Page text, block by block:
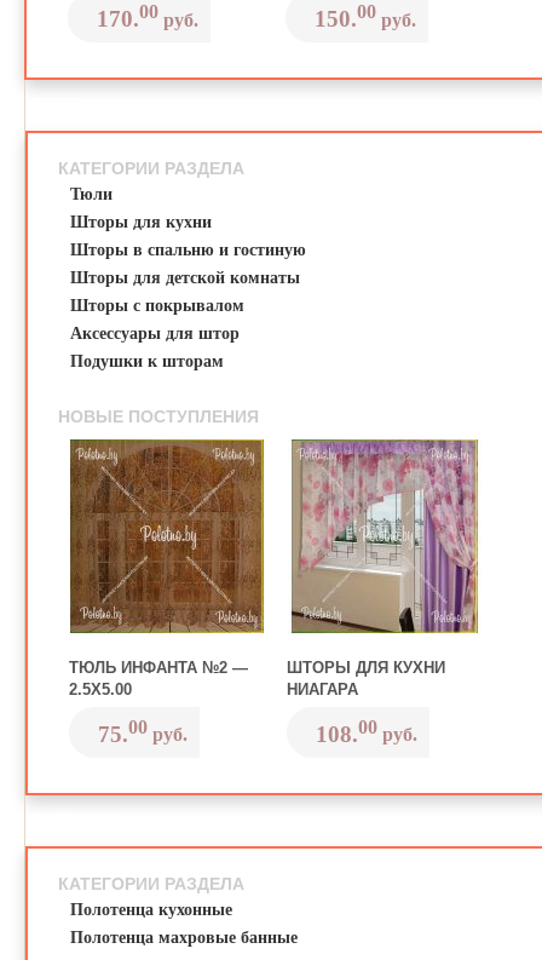
170.00 руб. 150.00 руб.
КАТЕГОРИИ РАЗДЕЛА
Тюли
Шторы для кухни
Шторы в спальню и гостиную
Шторы для детской комнаты
Шторы с покрывалом
Аксессуары для штор
Подушки к шторам
НОВЫЕ ПОСТУПЛЕНИЯ
ТЮЛЬ ИНФАНТА №2 —
2.5Х5.00
75.00 руб.
ШТОРЫ ДЛЯ КУХНИ
НИАГАРА
108.00 руб.
КАТЕГОРИИ РАЗДЕЛА
Полотенца кухонные
Полотенца махровые банные